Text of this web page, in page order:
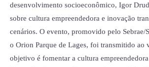
desenvolvimento socioeconômico, Igor
sobre cultura empreendedora e inovação
cenários. O evento, promovido pelo Sebrae/
o Orion Parque de Lages, foi transmitido ao
objetivo é fomentar a cultura